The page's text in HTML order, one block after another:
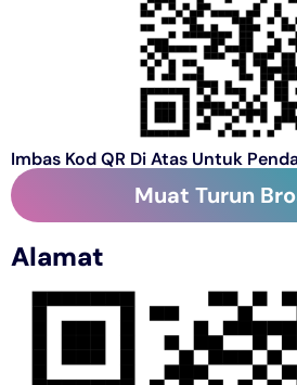
Imbas Kod QR Di Atas Untuk
Muat Turun
Alamat